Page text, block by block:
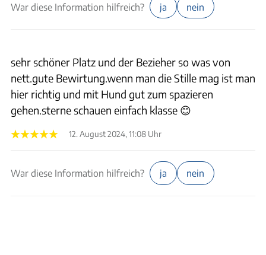
War diese Information hilfreich? ja nein
sehr schöner Platz und der Bezieher so was von
nett.gute Bewirtung.wenn man die Stille mag ist man
hier richtig und mit Hund gut zum spazieren
gehen.sterne schauen einfach klasse 😊
12. August 2024, 11:08 Uhr
War diese Information hilfreich? ja nein